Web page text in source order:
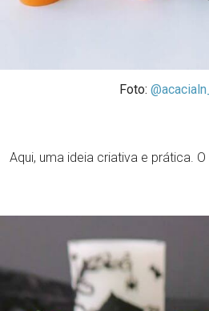
Foto:
Aqui, uma ideia criativa e prática.